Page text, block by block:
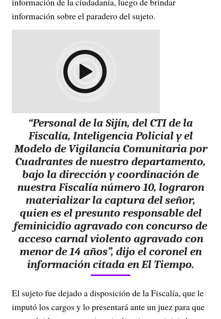
información sobre el paradero del sujeto.
“Personal de la Sijín, del CTI de la
Fiscalía, Inteligencia Policial y el
Modelo de Vigilancia Comunitaria por
Cuadrantes de nuestro departamento,
bajo la dirección y coordinación de
nuestra Fiscalía número 10, lograron
materializar la captura del señor,
quien es el presunto responsable del
feminicidio agravado con concurso de
acceso carnal violento agravado con
menor de 14 años”, dijo el coronel en
información citada en El Tiempo.
El sujeto fue dejado a disposición de la Fiscalía, que le
imputó los cargos y lo presentará ante un juez para que